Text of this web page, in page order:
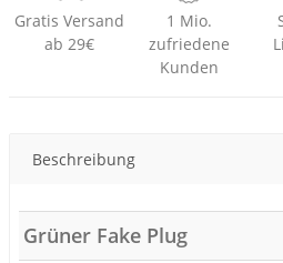
Gratis Versand
ab 29€
1 Mio.
zufriedene
Kunden
Beschreibung
Grüner Fake Plug